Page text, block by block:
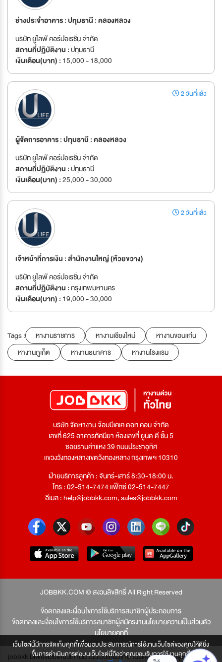
เว็บไซต์นี้มีการจัดเก็บคุกกี้เพื่อมอบประสบการณ์การใช้งานเว็บไซต์ของคุณให้ดียิ่ง
ขึ้นการดำเนินการต่อบนเว็บไซต์นี้ถือว่าคุณยอมรับการใช้งานคุกกี้
ช่างประจำอาคาร : ปทุมธานี : คลองหลวง
บริษัท ยูไลฟ์ คอร์ปอเรชั่น จำกัด
สถานที่ปฏิบัติงาน :ปทุมธานี
เงินเดือน(บาท) : 15,000 - 18,000
2 วันที่แล้ว
ผู้จัดการอาคาร : ปทุมธานี : คลองหลวง
บริษัท ยูไลฟ์ คอร์ปอเรชั่น จำกัด
สถานที่ปฏิบัติงาน :ปทุมธานี
เงินเดือน(บาท) :25,000 - 30,000
2 วันที่แล้ว
เจ้าหน้าที่การเงิน : สำนักงานใหญ่ (ห้วยขวาง)
บริษัท ยูไลฟ์ คอร์ปอเรชั่น จำกัด
สถานที่ปฏิบัติงาน :กรุงเทพมหานคร
เงินเดือน(บาท) : 19,000 - 30,000
Tags : หางานราชการ หางานเชียงใหม่
หางานขอนแก่น
หางานภูเก็ต
หางานธนาคาร หางานโรงแรม
บริษัท จัดหางาน จ๊อบบีเคเค ดอท คอม จำกัด
เลขที่ 625 อาคารทัศนียา ห้องเลขที่ ยูนิต ดี ชั้น 5
ซอยรามคำแหง 39 ถนนประชาอุทิศ
แขวงวังทองหลางเขตวังทองหลาง กรุงเทพฯ 10310
ฝ่ายบริการลูกค้า : จันทร์-เสาร์ 8:30-18:00 น.
โทร : 02-514-7474 แฟ็กซ์ 02-514-7447
อีเมล :help@jobbkk.com,sales@jobbkk.com
JOBBKK.COM © สงวนลิขสิทธิ์ All Right Reserved
ข้อตกลงและเงื่อนไขการใช้บริการสมาชิกผู้ประกอบการ
ข้อตกลงและเงื่อนไขการใช้บริการสมาชิกผู้สมัครงานนโยบายความเป็นส่วนตัว
นโยบายคุกกี้
jobbkk มีเพียงเว็บเดียวเท่านั้น ไม่มีเว็บเครือข่าย โปรดอย่าหลงเชื่อผู้แอบอ้าง และ